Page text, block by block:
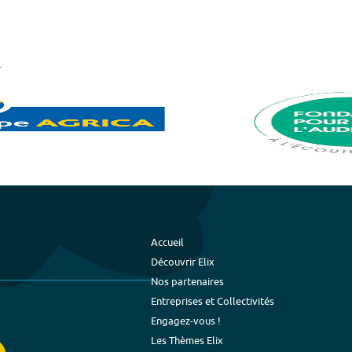
Accueil
Découvrir Elix
Nos partenaires
Entreprises et Collectivités
Engagez-vous !
Les Thèmes Elix